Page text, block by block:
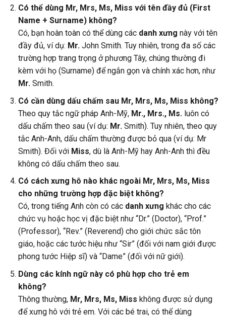
Có thể dùng Mr, Mrs, Ms, Miss với tên đầy đủ (First
Name + Surname) không?
Có, bạn hoàn toàn có thể dùng các danh xưng này với tên
đầy đủ, ví dụ: Mr.John Smith. Tuy nhiên, trong đa số các
trường hợp trang trọng ở phương Tây, chúng thường đi
kèm với họ (Surname) để ngắn gọn và chính xác hơn, như
Mr.Smith.
Có cần dùng dấu chấm sau Mr, Mrs, Ms, Miss không?
Theo quy tắc ngữ pháp Anh-Mỹ, Mr., Mrs., Ms. luôn có
dấu chấm theo sau (ví dụ: Mr. Smith). Tuy nhiên, theo quy
tắc Anh-Anh, dấu chấm thường được bỏ qua (ví dụ: Mr
Smith). Đối với Miss, dù là Anh-Mỹ hay Anh-Anh thì đều
không có dấu chấm theo sau.
Có cách xưng hô nào khác ngoài Mr, Mrs, Ms, Miss
cho những trường hợp đặc biệt không?
Có, trong tiếng Anh còn có các danh xưng khác cho các
chức vụ hoặc học vị đặc biệt như “Dr.” (Doctor), “Prof.”
(Professor), “Rev.” (Reverend) cho giới chức sắc tôn
giáo, hoặc các tước hiệu như “Sir” (đối với nam giới được
phong tước Hiệp sĩ) và “Dame” (đối với nữ giới).
Dùng các kính ngữ này có phù hợp cho trẻ em
không?
Thông thường, Mr, Mrs, Ms, Miss không được sử dụng
để xưng hô với trẻ em. Với các bé trai, có thể dùng